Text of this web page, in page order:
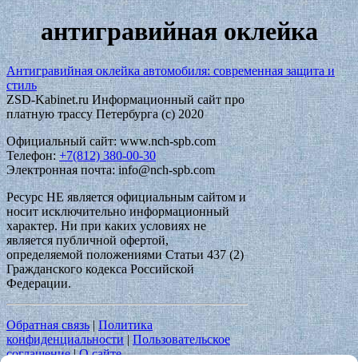
антигравийная оклейка
Антигравийная оклейка автомобиля: современная защита и
стиль
ZSD-Kabinet.ru Информационный сайт про
платную трассу Петербурга (c) 2020
Официальный сайт: www.nch-spb.com
Телефон:+7(812) 380-00-30
Электронная почта: info@nch-spb.com
Ресурс НЕ является официальным сайтом и
носит исключительно информационный
характер. Ни при каких условиях не
является публичной офертой,
определяемой положениями Статьи 437 (2)
Гражданского кодекса Российской
Федерации.
Обратная связь| Политика
конфиденциальности|Пользовательское
соглашение|О сайте